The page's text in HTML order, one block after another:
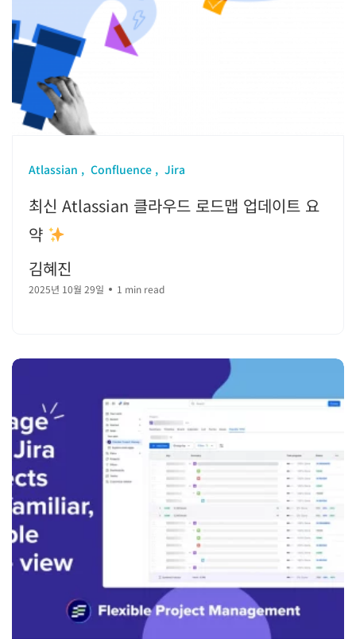
Atlassian Confluence Jira
최신 Atlassian 클라우드 로드맵 업데이트 요
약
김혜진
2025년 10월 29일 1 min read